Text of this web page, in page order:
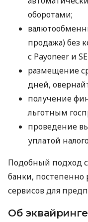
оборотами;
продажа) без
с Payoneer и
размещение
дней,
получение
льготным
проведение
уплатой
Подобный подход
банки,
сервисов для
Об эквайринге